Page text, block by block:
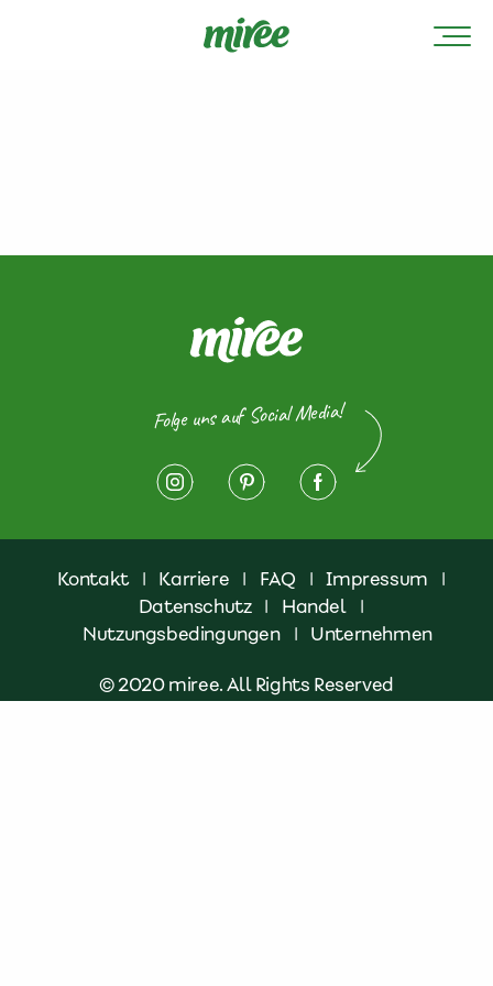
Folge uns auf Social Media!
Kontakt | Karriere | FAQ | Impressum
|
Datenschutz | Handel
|
Nutzungsbedingungen
| Unternehmen
© 2020 miree. All Rights Reserved